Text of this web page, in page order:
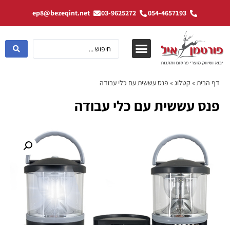
054-4657193
03-9625272
ep8@bezeqint.net
דף הבית » קטלוג » פנס עששית עם כלי עבודה
פנס עששית עם כלי עבודה